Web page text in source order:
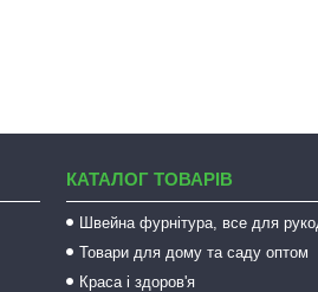
КАТАЛОГ ТОВАРІВ
Швейна фурнітура, все для
Товари для дому та саду оптом
Краса і здоров'я